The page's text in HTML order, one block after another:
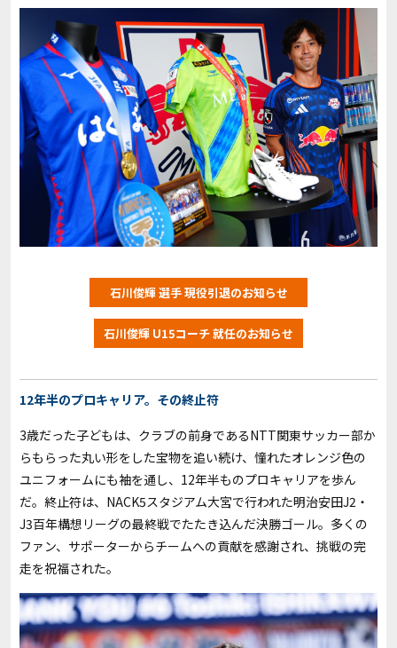
石川俊輝 選手 現役引退のお知らせ
石川俊輝 U15コーチ 就任のお知らせ
12年半のプロキャリア。その終止符
3歳だった子どもは、クラブの前身であるNTT関東サッカー部か
らもらった丸い形をした宝物を追い続け、憧れたオレンジ色の
ユニフォームにも袖を通し、12年半ものプロキャリアを歩ん
だ。終止符は、NACK5スタジアム大宮で行われた明治安田J2・
J3百年構想リーグの最終戦でたたき込んだ決勝ゴール。多くの
ファン、サポーターからチームへの貢献を感謝され、挑戦の完
走を祝福された。